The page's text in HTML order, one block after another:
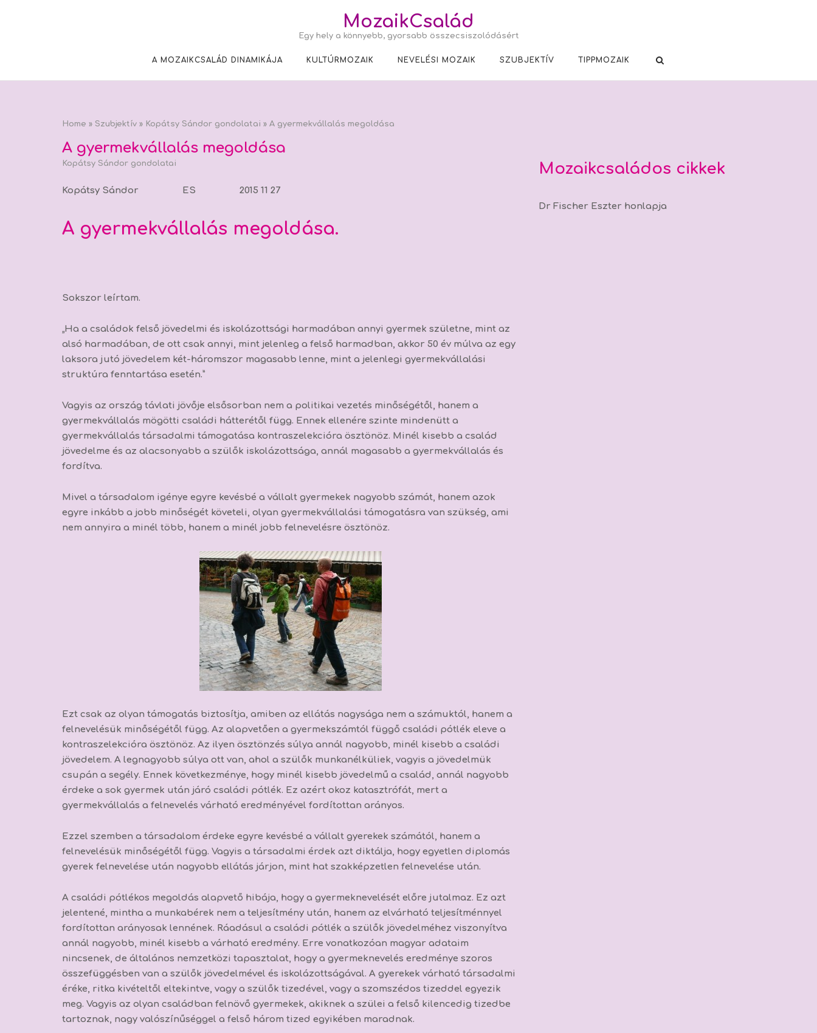
MozaikCsalád
Egy hely a könnyebb, gyorsabb összecsiszolódásért
A MOZAIKCSALÁD DINAMIKÁJA KULTÚRMOZAIK NEVELÉSI MOZAIK SZUBJEKTÍV TIPPMOZAIK
Home » Szubjektív » Kopátsy Sándor gondolatai » A gyermekvállalás megoldása
A gyermekvállalás megoldása
Kopátsy Sándor gondolatai
Kopátsy Sándor ES 2015 11 27
A gyermekvállalás megoldása.
Sokszor leírtam.
„Ha a családok felső jövedelmi és iskolázottsági harmadában annyi gyermek születne, mint az
alsó harmadában, de ott csak annyi, mint jelenleg a felső harmadban, akkor 50 év múlva az egy
laksora jutó jövedelem két-háromszor magasabb lenne, mint a jelenlegi gyermekvállalási
struktúra fenntartása esetén.”
Vagyis az ország távlati jövője elsősorban nem a politikai vezetés minőségétől, hanem a
gyermekvállalás mögötti családi hátterétől függ. Ennek ellenére szinte mindenütt a
gyermekvállalás társadalmi támogatása kontraszelekcióra ösztönöz. Minél kisebb a család
jövedelme és az alacsonyabb a szülők iskolázottsága, annál magasabb a gyermekvállalás és
fordítva.
Mivel a társadalom igénye egyre kevésbé a vállalt gyermekek nagyobb számát, hanem azok
egyre inkább a jobb minőségét követeli, olyan gyermekvállalási támogatásra van szükség, ami
nem annyira a minél több, hanem a minél jobb felnevelésre ösztönöz.
Ezt csak az olyan támogatás biztosítja, amiben az ellátás nagysága nem a számuktól, hanem a
felnevelésük minőségétől függ. Az alapvetően a gyermekszámtól függő családi pótlék eleve a
kontraszelekcióra ösztönöz. Az ilyen ösztönzés súlya annál nagyobb, minél kisebb a családi
jövedelem. A legnagyobb súlya ott van, ahol a szülők munkanélküliek, vagyis a jövedelmük
csupán a segély. Ennek következménye, hogy minél kisebb jövedelmű a család, annál nagyobb
érdeke a sok gyermek után járó családi pótlék. Ez azért okoz katasztrófát, mert a
gyermekvállalás a felnevelés várható eredményével fordítottan arányos.
Ezzel szemben a társadalom érdeke egyre kevésbé a vállalt gyerekek számától, hanem a
felnevelésük minőségétől függ. Vagyis a társadalmi érdek azt diktálja, hogy egyetlen diplomás
gyerek felnevelése után nagyobb ellátás járjon, mint hat szakképzetlen felnevelése után.
A családi pótlékos megoldás alapvető hibája, hogy a gyermeknevelését előre jutalmaz. Ez azt
jelentené, mintha a munkabérek nem a teljesítmény után, hanem az elvárható teljesítménnyel
fordítottan arányosak lennének. Ráadásul a családi pótlék a szülők jövedelméhez viszonyítva
annál nagyobb, minél kisebb a várható eredmény. Erre vonatkozóan magyar adataim
nincsenek, de általános nemzetközi tapasztalat, hogy a gyermeknevelés eredménye szoros
összefüggésben van a szülők jövedelmével és iskolázottságával. A gyerekek várható társadalmi
éréke, ritka kivételtől eltekintve, vagy a szülők tizedével, vagy a szomszédos tizeddel egyezik
meg. Vagyis az olyan családban felnövő gyermekek, akiknek a szülei a felső kilencedig tizedbe
tartoznak, nagy valószínűséggel a felső három tized egyikében maradnak.
Mozaikcsaládos cikkek
Dr Fischer Eszter honlapja